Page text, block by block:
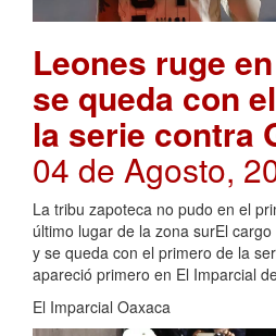
Leones ruge en
se queda con
la serie contra
04 de Agosto,
La tribu zapoteca no pudo en el
último lugar de la zona surEl cargo
y se queda con el primero de la
apareció primero en El Imparcial
El Imparcial Oaxaca